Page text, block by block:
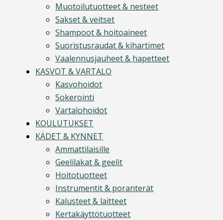
Muotoilutuotteet & nesteet
Sakset & veitset
Shampoot & hoitoaineet
Suoristusraudat & kihartimet
Vaalennusjauheet & hapetteet
KASVOT & VARTALO
Kasvohoidot
Sokerointi
Vartalohoidot
KOULUTUKSET
KÄDET & KYNNET
Ammattilaisille
Geelilakat & geelit
Hoitotuotteet
Instrumentit & poranterät
Kalusteet & laitteet
Kertakäyttötuotteet